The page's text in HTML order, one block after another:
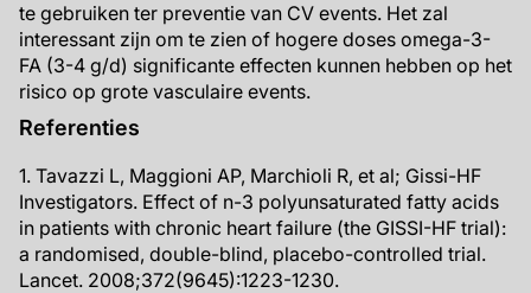
te gebruiken ter preventie van CV events. Het zal
interessant zijn om te zien of hogere doses omega-3-
FA (3-4 g/d) significante effecten kunnen hebben op het
risico op grote vasculaire events.
Referenties
1. Tavazzi L, Maggioni AP, Marchioli R, et al; Gissi-HF
Investigators. Effect of n-3 polyunsaturated fatty acids
in patients with chronic heart failure (the GISSI-HF trial):
a randomised, double-blind, placebo-controlled trial.
Lancet. 2008;372(9645):1223-1230.